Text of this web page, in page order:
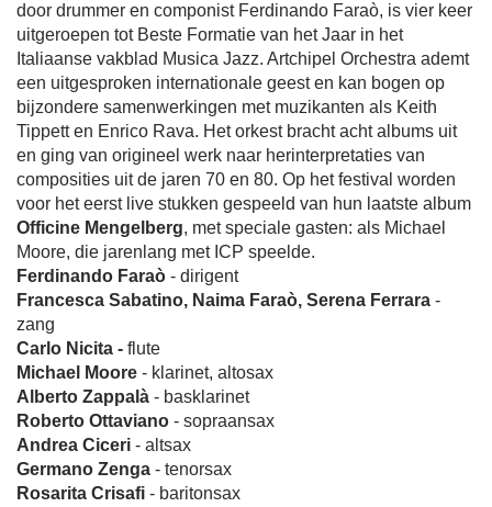
door drummer en componist Ferdinando Faraò, is vier keer
uitgeroepen tot Beste Formatie van het Jaar in het
Italiaanse vakblad Musica Jazz. Artchipel Orchestra ademt
een uitgesproken internationale geest en kan bogen op
bijzondere samenwerkingen met muzikanten als Keith
Tippett en Enrico Rava. Het orkest bracht acht albums uit
en ging van origineel werk naar herinterpretaties van
composities uit de jaren 70 en 80. Op het festival worden
voor het eerst live stukken gespeeld van hun laatste album
Officine Mengelberg, met speciale gasten: als Michael
Moore, die jarenlang met ICP speelde.
Ferdinando Faraò - dirigent
Francesca Sabatino, Naima Faraò, Serena Ferrara -
zang
Carlo Nicita - flute
Michael Moore - klarinet, altosax
Alberto Zappalà - basklarinet
Roberto Ottaviano - sopraansax
Andrea Ciceri - altsax
Germano Zenga - tenorsax
Rosarita Crisafi - baritonsax